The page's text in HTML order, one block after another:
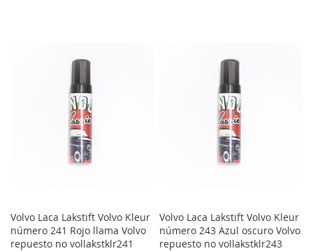
Volvo Laca Lakstift Volvo Kleur
número 241 Rojo llama Volvo
repuesto no vollakstklr241
Volvo Laca Lakstift Volvo Kleur
número 243 Azul oscuro Volvo
repuesto no vollakstklr243